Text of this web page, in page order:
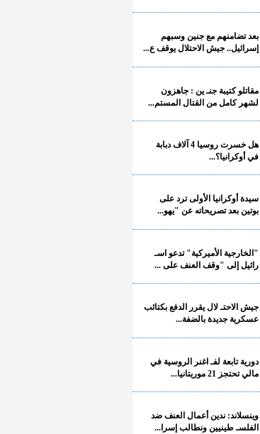
بعد تضامنهم مع جنين وسبهم
إسرائيل.. جيش الاحتلال يوقف ع...
مقاتلو كتيبة جنـ ين : جاهزون
لشهر كامل من القتال المستم...
هل خسرت روسيا 4 آلاف دبابة
في أوكرانيا؟...
سيدة أوكرانيا الأولى ترد على
بوتين بعد تصريحاته عن "يهو...
"الخارجية الأميركية" تدعو اسـ
رائيل إلى "وقف العنف على ...
جيش الاحتـ لال يقرر الدفع بكتائب
عسكرية جديدة بالضفة...
دورية تابعة لفـ اغنر الروسية في
مالي تحتجز 21 موريتانيا...
وينسلاند: ندين أعمال العنف ضد
الفلسـ طينيين ونطالب إسرا...